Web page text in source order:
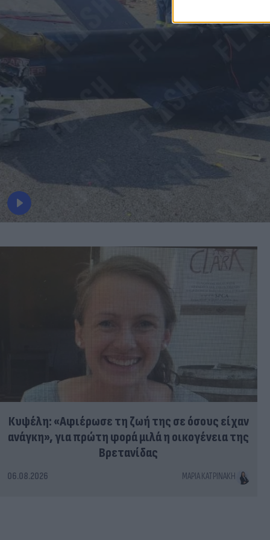
Κυψέλη: «Αφιέρωσε τη ζωή της σε όσους είχαν
ανάγκη», για πρώτη φορά μιλά η οικογένεια της
Βρετανίδας
06.08.2026 ΜΑΡΊΑ ΚΑΤΡΙΝΆΚΗ